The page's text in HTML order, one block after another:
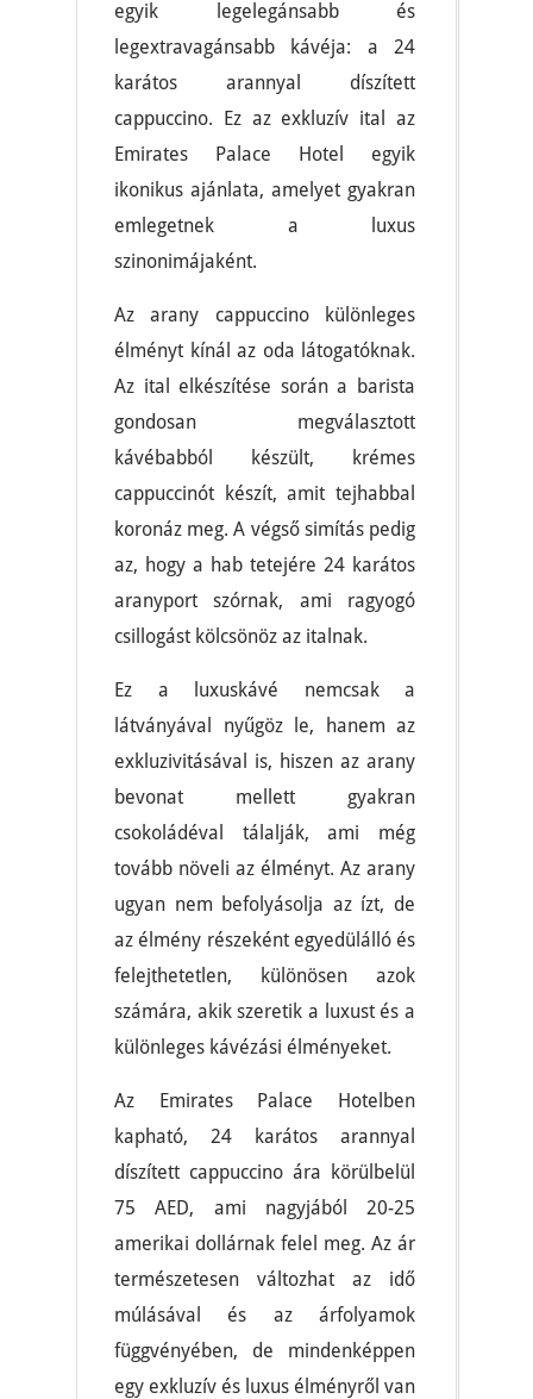
egyik legelegánsabb és
legextravagánsabb kávéja: a 24
karátos arannyal díszített
cappuccino. Ez az exkluzív ital az
Emirates Palace Hotel egyik
ikonikus ajánlata, amelyet gyakran
emlegetnek a luxus
szinonimájaként.
Az arany cappuccino különleges
élményt kínál az oda látogatóknak.
Az ital elkészítése során a barista
gondosan megválasztott
kávébabból készült, krémes
cappuccinót készít, amit tejhabbal
koronáz meg. A végső simítás pedig
az, hogy a hab tetejére 24 karátos
aranyport szórnak, ami ragyogó
csillogást kölcsönöz az italnak.
Ez a luxuskávé nemcsak a
látványával nyűgöz le, hanem az
exkluzivitásával is, hiszen az arany
bevonat mellett gyakran
csokoládéval tálalják, ami még
tovább növeli az élményt. Az arany
ugyan nem befolyásolja az ízt, de
az élmény részeként egyedülálló és
felejthetetlen, különösen azok
számára, akik szeretik a luxust és a
különleges kávézási élményeket.
Az Emirates Palace Hotelben
kapható, 24 karátos arannyal
díszített cappuccino ára körülbelül
75 AED, ami nagyjából 20-25
amerikai dollárnak felel meg. Az ár
természetesen változhat az idő
múlásával és az árfolyamok
függvényében, de mindenképpen
egy exkluzív és luxus élményről van